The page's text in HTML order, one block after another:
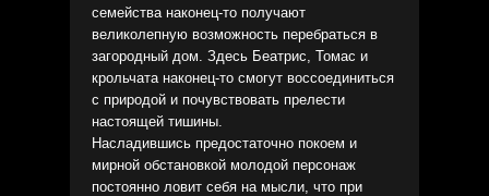
семейства наконец-то получают
великолепную возможность перебраться в
загородный дом. Здесь Беатрис, Томас и
крольчата наконец-то смогут воссоединиться
с природой и почувствовать прелести
настоящей тишины.
Насладившись предостаточно покоем и
мирной обстановкой молодой персонаж
постоянно ловит себя на мысли, что при